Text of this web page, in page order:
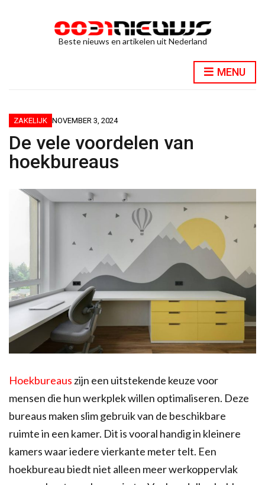
Beste nieuws en artikelen uit Nederland
MENU
ZAKELIJK NOVEMBER 3, 2024
De vele voordelen van
hoekbureaus
Hoekbureaus zijn een uitstekende keuze voor
mensen die hun werkplek willen optimaliseren. Deze
bureaus maken slim gebruik van de beschikbare
ruimte in een kamer. Dit is vooral handig in kleinere
kamers waar iedere vierkante meter telt. Een
hoekbureau biedt niet alleen meer werkoppervlak